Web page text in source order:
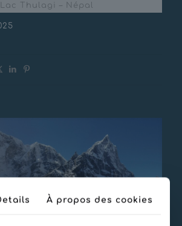
Lac Thulagi – Népal
À propos des cookies